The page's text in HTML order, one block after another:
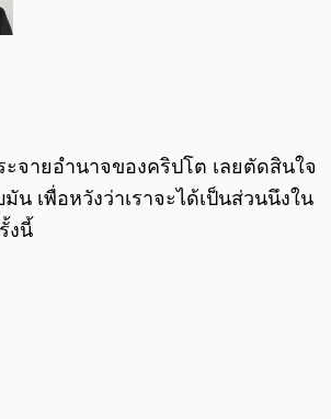
จายอำนาจของคริปโต เลยตัดสินใจ
น เพื่อหวังว่าเราจะได้เป็นส่วนนึงใน
งนี้